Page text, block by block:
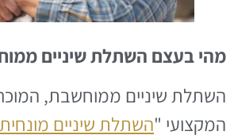
מהי בעצם השתלת שיניים
השתלת שיניים ממוחשבת,
המקצועי "השתלת שיניים